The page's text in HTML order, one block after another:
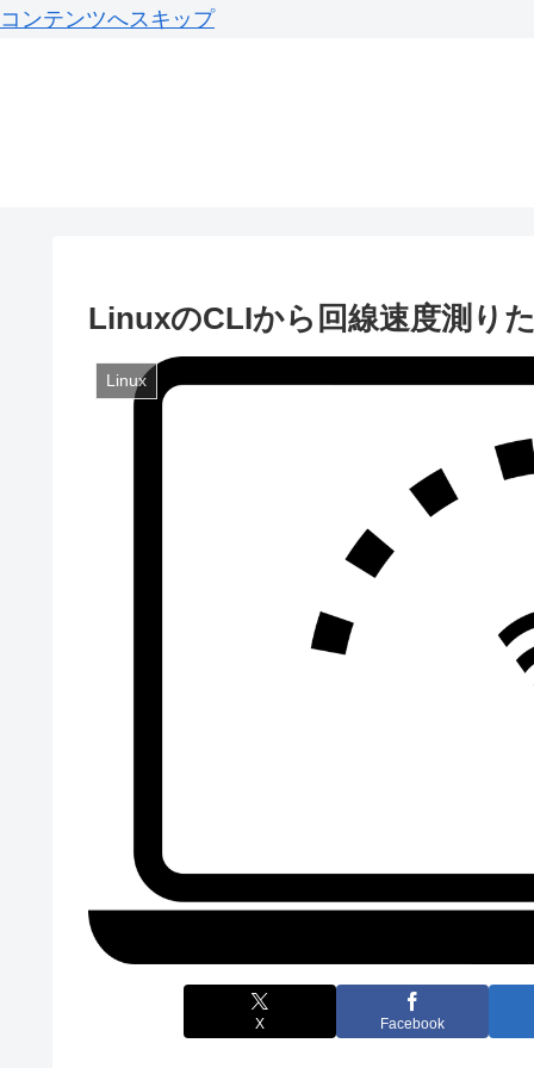
コンテンツへスキップ
LinuxのCLIから回線速度測り
Linux
X Facebook